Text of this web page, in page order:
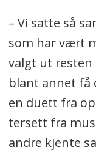
– Vi satte så
som har vært
valgt ut resten
blant annet få
en duett fra
tersett fra
andre kjente